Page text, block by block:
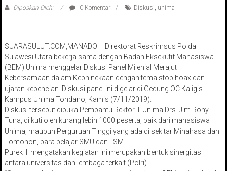
Diposkan Oleh: 0 Komentar Diskusi, unima
SUARASULUT.COM,MANADO – Direktorat Reskrimsus Polda
Sulawesi Utara bekerja sama dengan Badan Eksekutif Mahasiswa
(BEM) Unima menggelar Diskusi Panel Milenial Merajut
Kebersamaan dalam Kebhinekaan dengan tema stop hoax dan
ujaran kebencian. Diskusi panel ini digelar di Gedung OC Kaligis
Kampus Unima Tondano, Kamis (7/11/2019).
Diskusi tersebut dibuka Pembantu Rektor III Unima Drs. Jim Rony
Tuna, diikuti oleh kurang lebih 1000 peserta, baik dari mahasiswa
Unima, maupun Perguruan Tinggi yang ada di sekitar Minahasa dan
Tomohon, para pelajar SMU dan LSM.
Purek III mengatakan kegiatan ini merupakan bentuk sinergitas
antara universitas dan lembaga terkait (Polri).